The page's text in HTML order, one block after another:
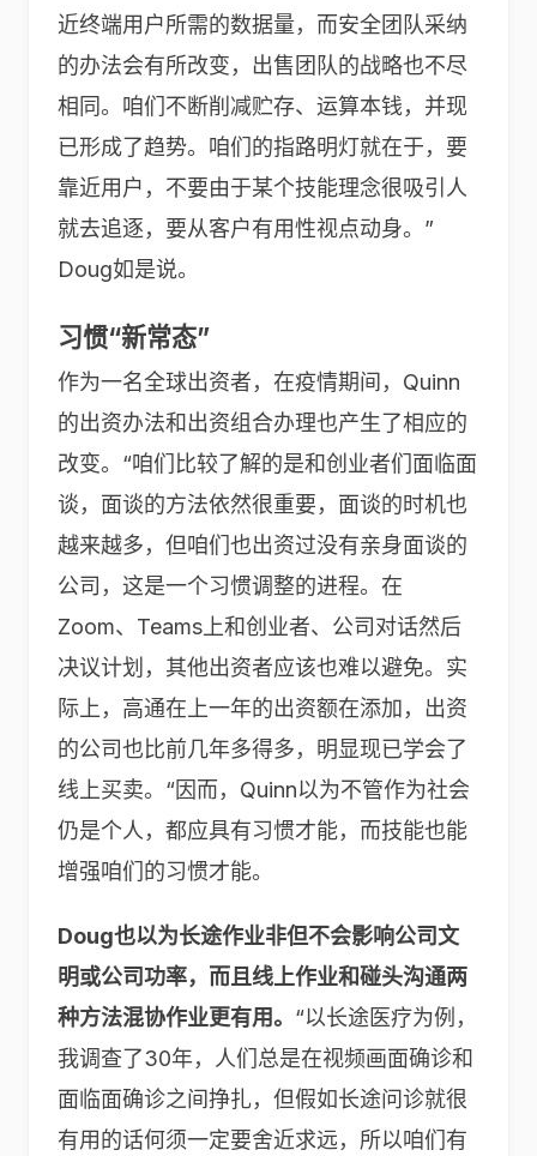
近终端用户所需的数据量，而安全团队采纳
的办法会有所改变，出售团队的战略也不尽
相同。咱们不断削减贮存、运算本钱，并现
已形成了趋势。咱们的指路明灯就在于，要
靠近用户，不要由于某个技能理念很吸引人
就去追逐，要从客户有用性视点动身。”
Doug如是说。
习惯“新常态”
作为一名全球出资者，在疫情期间，Quinn
的出资办法和出资组合办理也产生了相应的
改变。“咱们比较了解的是和创业者们面临面
谈，面谈的方法依然很重要，面谈的时机也
越来越多，但咱们也出资过没有亲身面谈的
公司，这是一个习惯调整的进程。在
Zoom、Teams上和创业者、公司对话然后
决议计划，其他出资者应该也难以避免。实
际上，高通在上一年的出资额在添加，出资
的公司也比前几年多得多，明显现已学会了
线上买卖。“因而，Quinn以为不管作为社会
仍是个人，都应具有习惯才能，而技能也能
增强咱们的习惯才能。
Doug也以为长途作业非但不会影响公司文
明或公司功率，而且线上作业和碰头沟通两
种方法混协作业更有用。 “以长途医疗为例，
我调查了30年，人们总是在视频画面确诊和
面临面确诊之间挣扎，但假如长途问诊就很
有用的话何须一定要舍近求远，所以咱们有